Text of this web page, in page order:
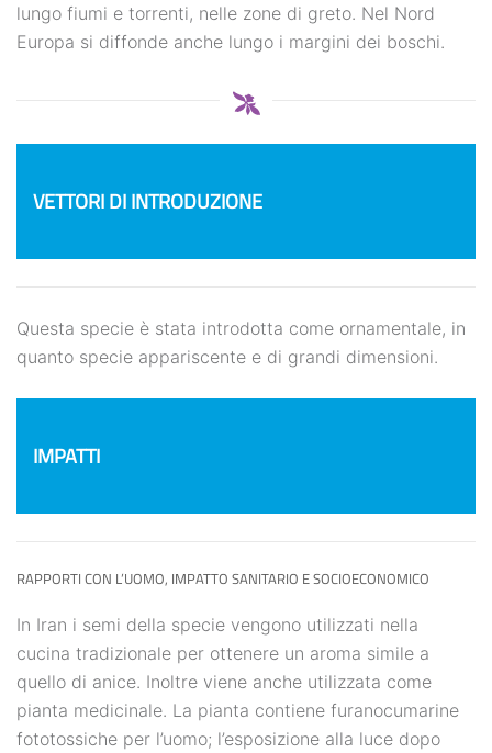
lungo fiumi e torrenti, nelle zone di greto. Nel Nord
Europa si diffonde anche lungo i margini dei boschi.
VETTORI DI INTRODUZIONE
Questa specie è stata introdotta come ornamentale, in
quanto specie appariscente e di grandi dimensioni.
IMPATTI
RAPPORTI CON L’UOMO, IMPATTO SANITARIO E SOCIOECONOMICO
In Iran i semi della specie vengono utilizzati nella
cucina tradizionale per ottenere un aroma simile a
quello di anice. Inoltre viene anche utilizzata come
pianta medicinale. La pianta contiene furanocumarine
fototossiche per l’uomo; l’esposizione alla luce dopo